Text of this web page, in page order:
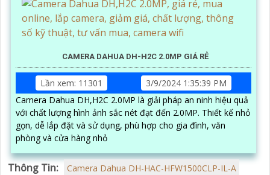
CAMERA DAHUA DH-H2C 2.0MP GIÁ RẺ
Lần xem: 11301
3/9/2024 1:35:39 PM
Camera Dahua DH,H2C 2.0MP là giải pháp an ninh hiệu quả
với chất lượng hình ảnh sắc nét đạt đến 2.0MP. Thiết kế nhỏ
gọn, dễ lắp đặt và sử dụng, phù hợp cho gia đình, văn
phòng và cửa hàng nhỏ
Thông Tin:
Camera Dahua DH-HAC-HFW1500CLP-IL-A